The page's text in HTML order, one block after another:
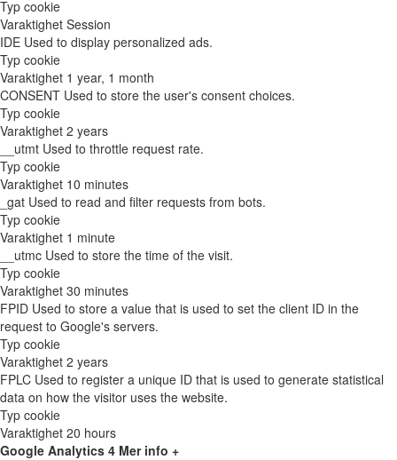
Typ cookie
Varaktighet Session
IDE Used to display personalized ads.
Typ cookie
Varaktighet 1 year, 1 month
CONSENT Used to store the user's consent choices.
Typ cookie
Varaktighet 2 years
__utmt Used to throttle request rate.
Typ cookie
Varaktighet 10 minutes
_gat Used to read and filter requests from bots.
Typ cookie
Varaktighet 1 minute
__utmc Used to store the time of the visit.
Typ cookie
Varaktighet 30 minutes
FPID Used to store a value that is used to set the client ID in the
request to Google's servers.
Typ cookie
Varaktighet 2 years
FPLC Used to register a unique ID that is used to generate statistical
data on how the visitor uses the website.
Typ cookie
Varaktighet 20 hours
Google Analytics 4 Mer info +